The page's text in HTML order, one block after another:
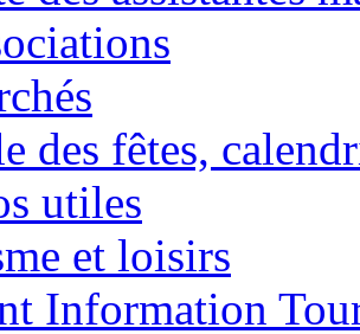
des fêtes,
utiles
et loisirs
Information